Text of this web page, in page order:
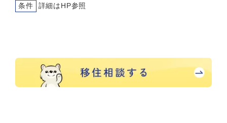
条件 詳細はHP参照